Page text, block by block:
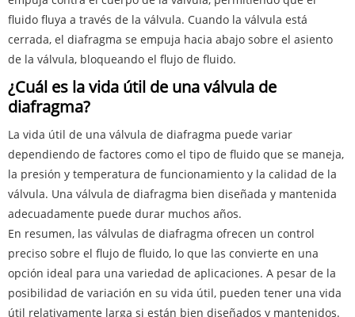
fluido fluya a través de la válvula. Cuando la válvula está
cerrada, el diafragma se empuja hacia abajo sobre el asiento
de la válvula, bloqueando el flujo de fluido.
¿Cuál es la vida útil de una válvula de
diafragma?
La vida útil de una válvula de diafragma puede variar
dependiendo de factores como el tipo de fluido que se maneja,
la presión y temperatura de funcionamiento y la calidad de la
válvula. Una válvula de diafragma bien diseñada y mantenida
adecuadamente puede durar muchos años.
En resumen, las válvulas de diafragma ofrecen un control
preciso sobre el flujo de fluido, lo que las convierte en una
opción ideal para una variedad de aplicaciones. A pesar de la
posibilidad de variación en su vida útil, pueden tener una vida
útil relativamente larga si están bien diseñados y mantenidos.